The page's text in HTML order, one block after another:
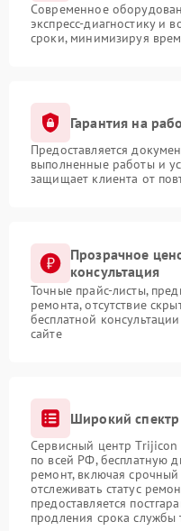
Современное
экспресс-диагностику и
сроки, минимизируя
Гарантия на
Предоставляется
выполненные работы и
защищает клиента от
Прозрачное
консультация
Точные прайс-листы,
ремонта, отсутствие
бесплатной
сайте
Широкий спектр
Сервисный центр Trijicon
по всей РФ, бесплатную
ремонт, включая
отслеживать статус
предоставляется
продления срока службы